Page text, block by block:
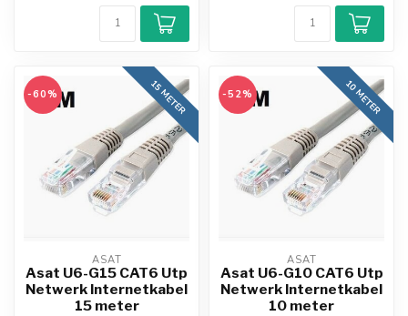
15 METER
-60%
ASAT
Asat U6-G15 CAT6 Utp
Netwerk Internetkabel
15 meter
10 METER
-52%
ASAT
Asat U6-G10 CAT6 Utp
Netwerk Internetkabel
10 meter